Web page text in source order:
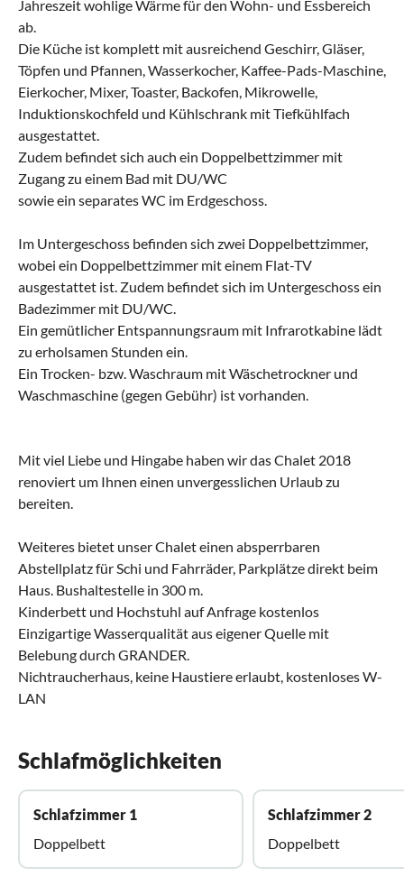
Jahreszeit wohlige Wärme für den Wohn- und Essbereich
ab.
Die Küche ist komplett mit ausreichend Geschirr, Gläser,
Töpfen und Pfannen, Wasserkocher, Kaffee-Pads-Maschine,
Eierkocher, Mixer, Toaster, Backofen, Mikrowelle,
Induktionskochfeld und Kühlschrank mit Tiefkühlfach
ausgestattet.
Zudem befindet sich auch ein Doppelbettzimmer mit
Zugang zu einem Bad mit DU/WC
sowie ein separates WC im Erdgeschoss.
Im Untergeschoss befinden sich zwei Doppelbettzimmer,
wobei ein Doppelbettzimmer mit einem Flat-TV
ausgestattet ist. Zudem befindet sich im Untergeschoss ein
Badezimmer mit DU/WC.
Ein gemütlicher Entspannungsraum mit Infrarotkabine lädt
zu erholsamen Stunden ein.
Ein Trocken- bzw. Waschraum mit Wäschetrockner und
Waschmaschine (gegen Gebühr) ist vorhanden.
Mit viel Liebe und Hingabe haben wir das Chalet 2018
renoviert um Ihnen einen unvergesslichen Urlaub zu
bereiten.
Weiteres bietet unser Chalet einen absperrbaren
Abstellplatz für Schi und Fahrräder, Parkplätze direkt beim
Haus. Bushaltestelle in 300 m.
Kinderbett und Hochstuhl auf Anfrage kostenlos
Einzigartige Wasserqualität aus eigener Quelle mit
Belebung durch GRANDER.
Nichtraucherhaus, keine Haustiere erlaubt, kostenloses W-
LAN
Schlafmöglichkeiten
Schlafzimmer 1
Doppelbett
Schlafzimmer 2
Doppelbett